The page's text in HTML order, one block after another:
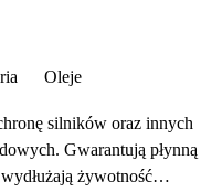
Oleje
silników oraz innych
Gwarantują płynną
łużają żywotność